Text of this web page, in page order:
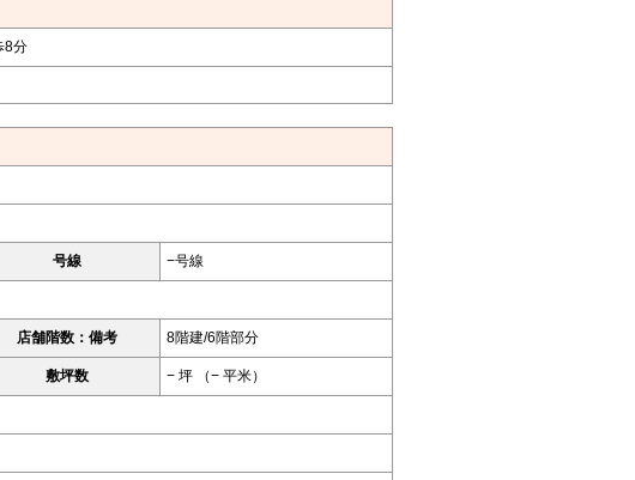
8分
号線 −号線
店舗階数：備考 8階建/6階部分
敷坪数 − 坪 （− 平米）